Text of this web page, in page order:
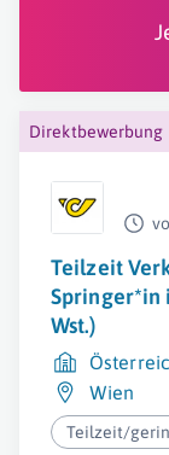
Direktbewerbung
Teilzeit
Springer*in
Wst.)
Wien
Teilzeit/